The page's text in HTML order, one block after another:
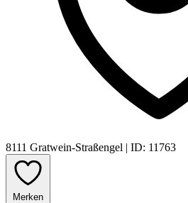
8111 Gratwein-Straßengel | ID: 11763
Merken